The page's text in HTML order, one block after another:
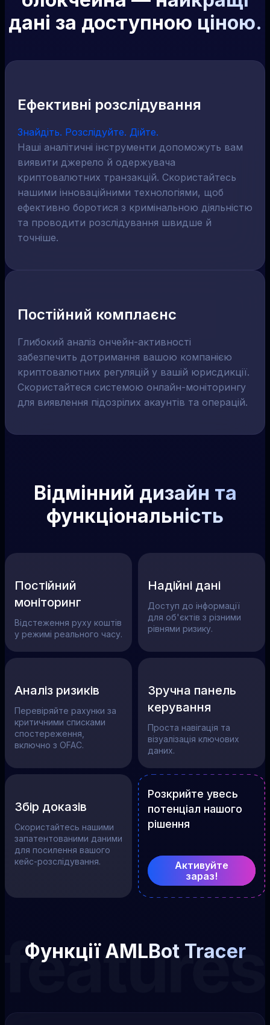
дані за доступною ціною.
Ефективні розслідування
Знайдіть. Розслідуйте. Дійте.
Наші аналітичні інструменти допоможуть вам
виявити джерело й одержувача
криптовалютних транзакцій. Скористайтесь
нашими інноваційними технологіями, щоб
ефективно боротися з кримінальною діяльністю
та проводити розслідування швидше й
точніше.
Постійний комплаєнс
Глибокий аналіз ончейн-активності
забезпечить дотримання вашою компанією
криптовалютних регуляцій у вашій юрисдикції.
Скористайтеся системою онлайн-моніторингу
для виявлення підозрілих акаунтів та операцій.
Відмінний дизайн та
функціональність
Постійний
моніторинг
Відстеження руху коштів
у режимі реального часу.
Надійні дані
Доступ до інформації
для об'єктів з різними
рівнями ризику.
Аналіз ризиків
Перевіряйте рахунки за
критичними списками
спостереження,
включно з OFAC.
Зручна панель
керування
Проста навігація та
візуалізація ключових
даних.
Збір доказів
Скористайтесь нашими
запатентованими даними
для посилення вашого
кейс-розслідування.
Розкрийте увесь
потенціал нашого
рішення
Активуйте
зараз!
Функції AMLBot Tracer